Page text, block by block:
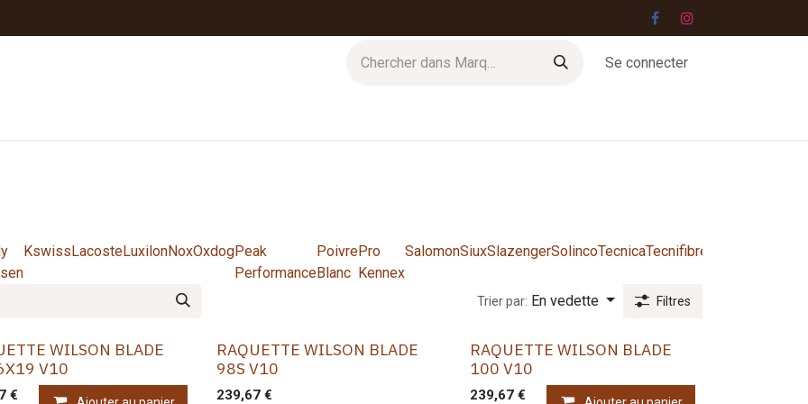
Se connecter
KswissLacosteLuxilonNoxOxdogPeak
Performance
Poivre
Blanc
Pro
Kennex
SalomonSiuxSlazengerSolincoTecnicaTecnifibre
Trier par: En vedette Filtres
WILSON BLADE
V10
€
RAQUETTE WILSON BLADE
98S V10
239,67€
RAQUETTE WILSON BLADE
100 V10
239,67 €